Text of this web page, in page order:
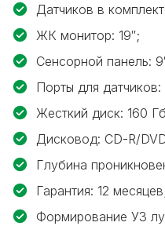
Датчиков в
ЖК монитор: 19″;
Сенсорной панель:
Порты для
Жесткий диск: 160
Дисковод: CD-R/
Глубина
Гарантия: 12
Формирование УЗ